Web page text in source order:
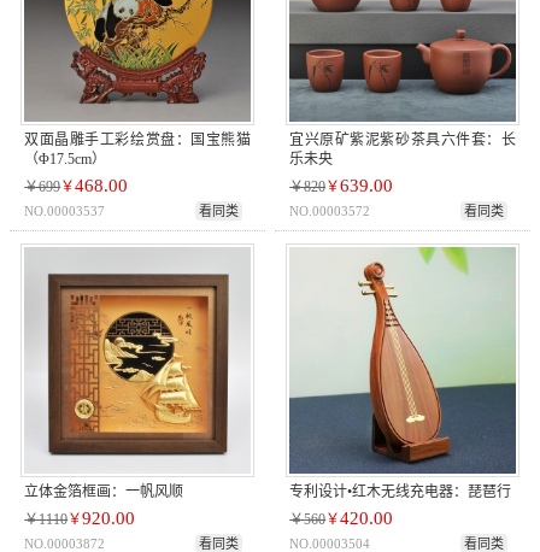
双面晶雕手工彩绘赏盘：国宝熊猫
（Φ17.5cm）
￥699￥468.00
NO.00003537 看同类
宜兴原矿紫泥紫砂茶具六件套：长
乐未央
￥820￥639.00
NO.00003572 看同类
立体金箔框画：一帆风顺
￥1110￥920.00
NO.00003872 看同类
专利设计•红木无线充电器：琵琶行
￥560￥420.00
NO.00003504 看同类